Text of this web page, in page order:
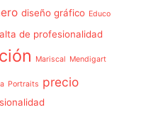
diseño gráfico Educo
de profesionalidad
Mariscal Mendigart
Portraits precio